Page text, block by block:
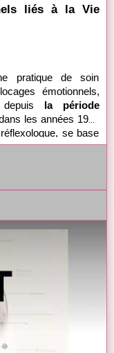
liés à la Vie
pratique de soin
émotionnels,
depuis
la période
les années 1960
se base
grandement
tout au long
décrit comme
de transformer ces
l'énergie vitale dans